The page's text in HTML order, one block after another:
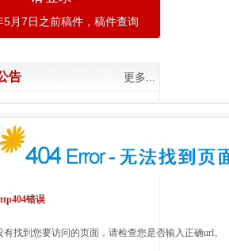
5月7日之前稿件，稿件查询
告 更多...
错误
有找到您要访问的页面，请检查您是否输入正确url。